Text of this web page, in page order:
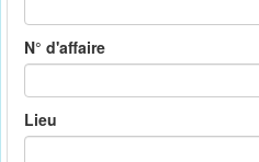
N° d'affaire
Lieu